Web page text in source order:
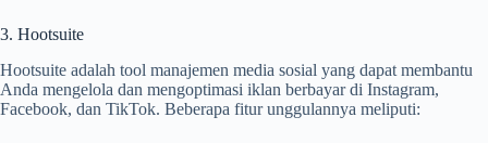
3. Hootsuite
Hootsuite adalah tool manajemen media sosial yang dapat membantu
Anda mengelola dan mengoptimasi iklan berbayar di Instagram,
Facebook, dan TikTok. Beberapa fitur unggulannya meliputi: